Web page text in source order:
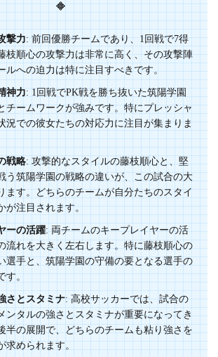
🔶
撃力: 前回優勝チームであり、1回戦で7得
枝順心の攻撃力は非常に高く、その攻撃陣
ルへの迫力は特に注目すべきです。
神力: 1回戦でPK戦を勝ち抜いた筑陽学園
チームワークが強みです。特にプレッシャ
況での彼女たちの対応力に注目が集まりま
戦略: 攻撃的なスタイルの藤枝順心と、堅
う筑陽学園の戦略の違いが、この試合の大
ます。どちらのチームが自分たちのスタイ
が注目されます。
ーの活躍: 両チームのキープレイヤーの活
流れを大きく左右します。特に藤枝順心の
選手と、筑陽学園の守備の要となる選手の
す。
さとスタミナ: 高校サッカーでは、試合の
ンタルの強さとスタミナが重要になってき
半の展開で、どちらのチームも粘り強さを
求められます。